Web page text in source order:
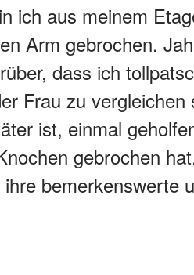
ich aus meinem
Arm gebrochen.
dass ich
Frau zu
ist, einmal
gebrochen
bemerkenswerte